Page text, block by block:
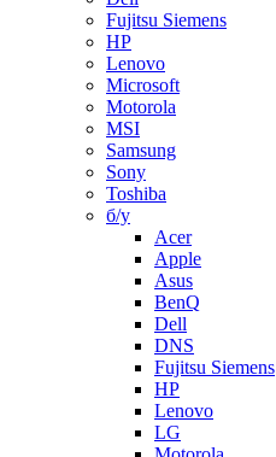
Fujitsu Siemens
HP
Lenovo
Microsoft
Motorola
MSI
Samsung
Sony
Toshiba
б/у
Acer
Apple
Asus
BenQ
Dell
DNS
Fujitsu Siemens
HP
Lenovo
LG